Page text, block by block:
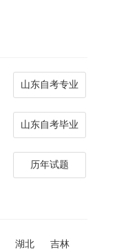
山东自考专业
山东自考毕业
历年试题
湖北 吉林